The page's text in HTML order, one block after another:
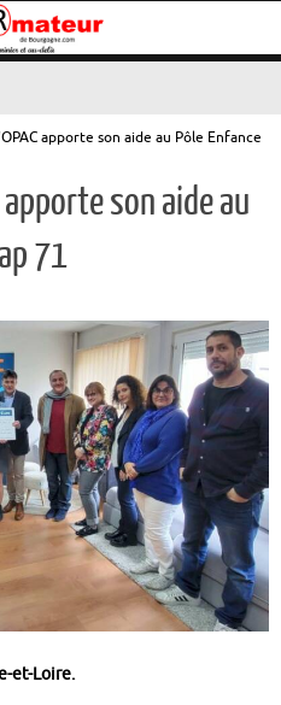
apporte son aide au Pôle Enfance
apporte son aide au
71
et-Loire.